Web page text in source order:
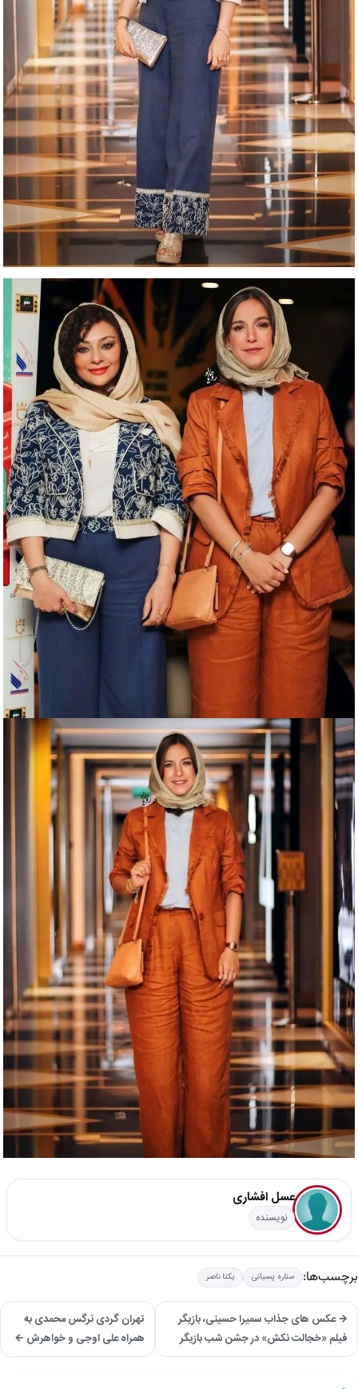
عسل افشاری
نویسنده
برچسب‌ها: ستاره پسیانی یکتا ناصر
→ عکس های جذاب سمیرا حسینی، بازیگر
فیلم «خجالت نکش» در جشن شب بازیگر
تهران گردی نرگس محمدی به
همراه علی اوجی و خواهرش ←